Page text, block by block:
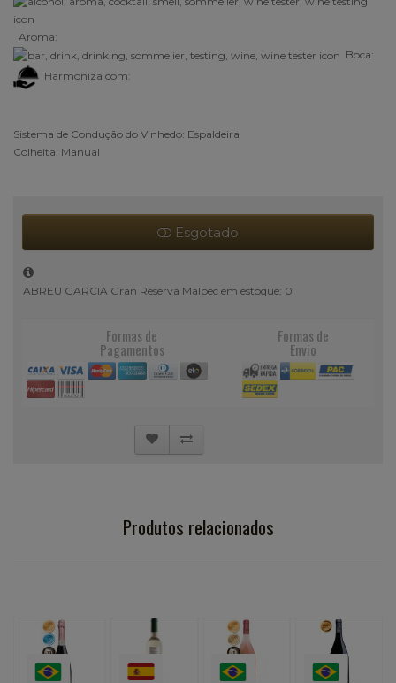
Aroma:
Boca:
Harmoniza com:
Sistema de Condução do Vinhedo: Espaldeira
Colheita: Manual
Esgotado
ABREU GARCIA Gran Reserva Malbec em estoque: 0
Formas de
Pagamentos
Formas de
Envio
Produtos relacionados